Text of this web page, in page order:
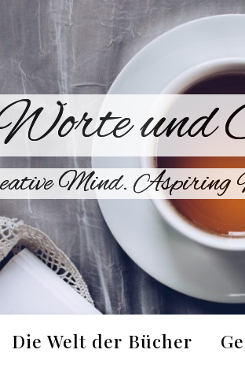
und
Mind. Aspiring
Die Welt der Bücher